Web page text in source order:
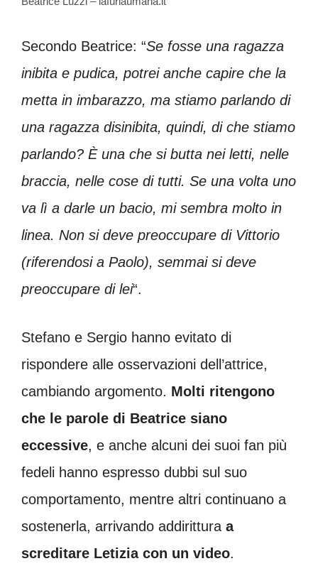
Secondo Beatrice: “Se fosse una ragazza
inibita e pudica, potrei anche capire che la
metta in imbarazzo, ma stiamo parlando di
una ragazza disinibita, quindi, di che stiamo
parlando? È una che si butta nei letti, nelle
braccia, nelle cose di tutti. Se una volta uno
va lì a darle un bacio, mi sembra molto in
linea. Non si deve preoccupare di Vittorio
(riferendosi a Paolo), semmai si deve
preoccupare di lei“.
Stefano e Sergio hanno evitato di
rispondere alle osservazioni dell’attrice,
cambiando argomento. Molti ritengono
che le parole di Beatrice siano
eccessive, e anche alcuni dei suoi fan più
fedeli hanno espresso dubbi sul suo
comportamento, mentre altri continuano a
sostenerla, arrivando addirittura a
screditare Letizia con un video.